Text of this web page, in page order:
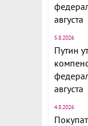
августа
5.8.2026
Путин
августа
4.8.2026